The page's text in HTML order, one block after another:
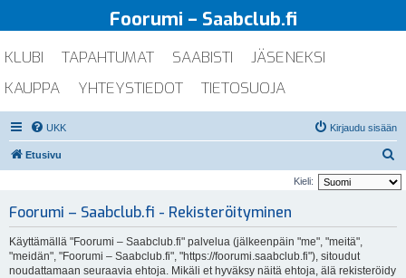
Foorumi – Saabclub.fi
KLUBI TAPAHTUMAT SAABISTI
JÄSENEKSI
KAUPPA
YHTEYSTIEDOT TIETOSUOJA
UKK Kirjaudu sisään
Etusivu
t
Kieli:
Foorumi – Saabclub.fi - Rekisteröityminen
Käyttämällä "Foorumi – Saabclub.fi" palvelua (jälkeenpäin "me", "meitä",
"meidän", "Foorumi – Saabclub.fi", "https://foorumi.saabclub.fi"), sitoudut
noudattamaan seuraavia ehtoja. Mikäli et hyväksy näitä ehtoja, älä rekisteröidy